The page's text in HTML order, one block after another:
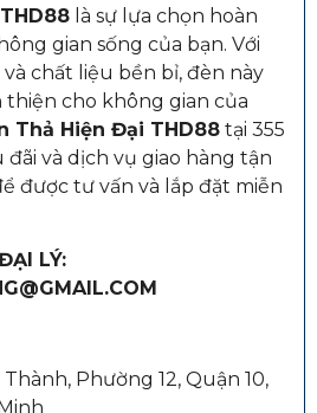
là sự lựa chọn hoàn
gian sống của bạn. Với
chất liệu bền bỉ, đèn này
thiện cho không gian của
Thả Hiện Đại THD88 tại 355
và dịch vụ giao hàng tận
được tư vấn và lắp đặt miễn
LÝ:
Phường 12, Quận 10,